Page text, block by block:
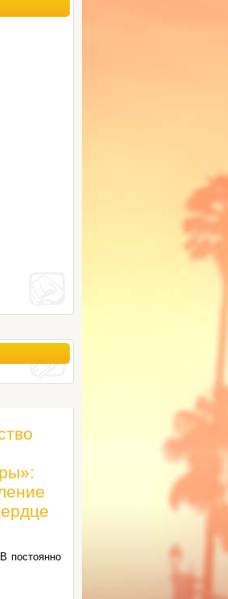
В постоянно